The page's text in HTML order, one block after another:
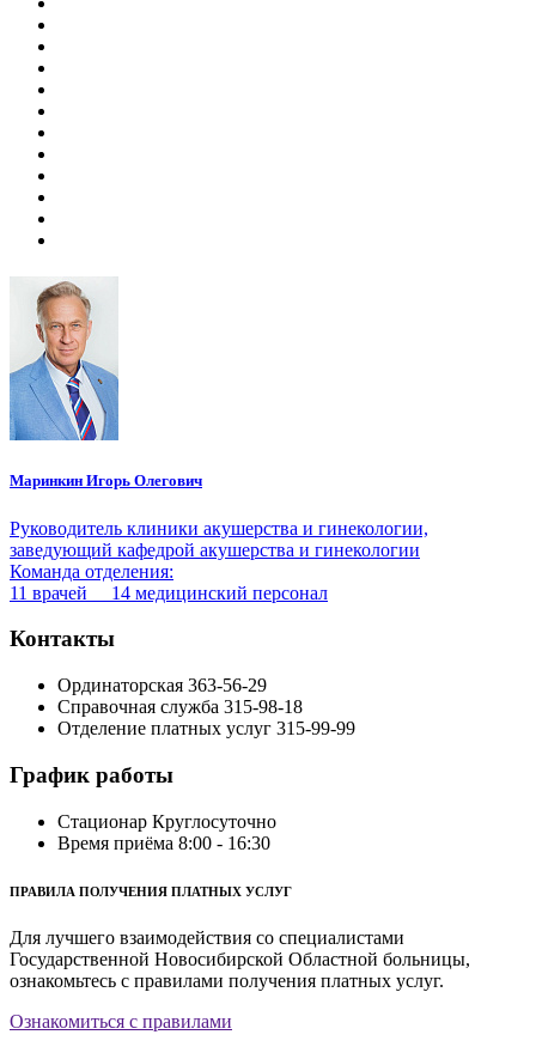
Маринкин Игорь Олегович
Руководитель клиники акушерства и гинекологии,
заведующий кафедрой акушерства и гинекологии
Команда отделения:
11 врачей 14 медицинский персонал
Контакты
Ординаторская 363-56-29
Справочная служба 315-98-18
Отделение платных услуг 315-99-99
График работы
Стационар Круглосуточно
Время приёма 8:00 - 16:30
ПРАВИЛА ПОЛУЧЕНИЯ ПЛАТНЫХ УСЛУГ
Для лучшего взаимодействия со специалистами
Государственной Новосибирской Областной больницы,
ознакомьтесь с правилами получения платных услуг.
Ознакомиться с правилами